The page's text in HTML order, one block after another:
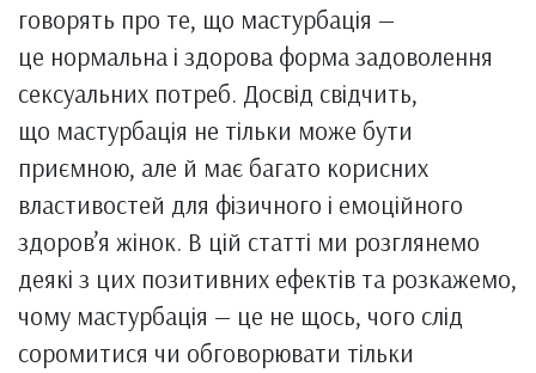
говорять про те, що мастурбація —
це нормальна і здорова форма задоволення
сексуальних потреб. Досвід свідчить,
що мастурбація не тільки може бути
приємною, але й має багато корисних
властивостей для фізичного і емоційного
здоров’я жінок. В цій статті ми розглянемо
деякі з цих позитивних ефектів та розкажемо,
чому мастурбація — це не щось, чого слід
соромитися чи обговорювати тільки